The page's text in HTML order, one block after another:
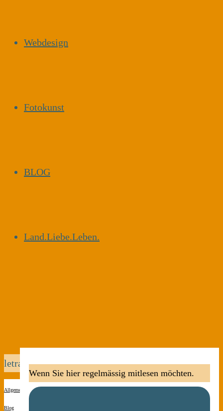
Webdesign
Fotokunst
BLOG
Land.Liebe.Leben.
letraset
Allgemein
Blog
Wenn Sie hier regelmässig mitlesen möchten.